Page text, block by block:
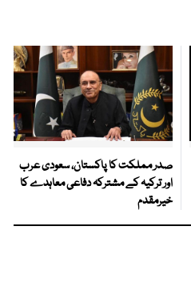
صدر مملکت کا پاکستان، سعودی عرب
اور ترکیہ کے مشترکہ دفاعی معاہدے کا
خیرمقدم